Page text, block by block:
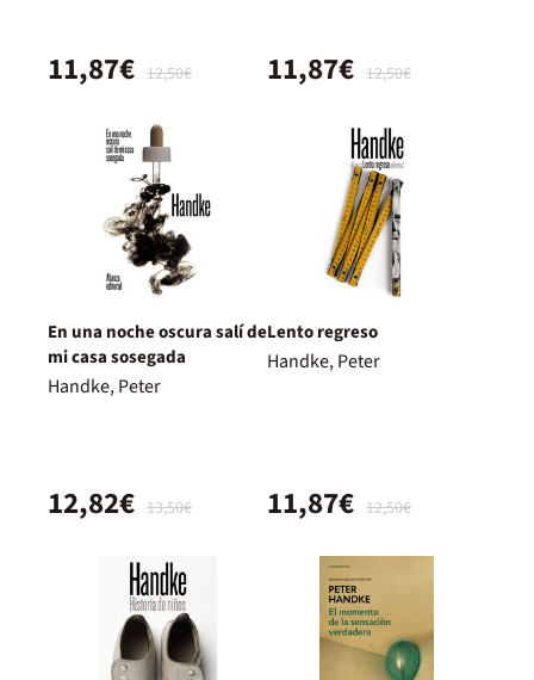
12,50€
11,87€ 12,50€
11,87€
En una noche oscura salí de
mi casa sosegada
Handke, Peter
13,50€
12,82€
Lento regreso
Handke, Peter
12,50€
11,87€